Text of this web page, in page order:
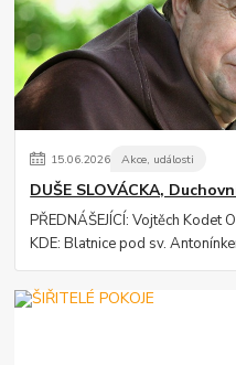
15.06.2026 Akce, události
DUŠE SLOVÁCKA,
PŘEDNÁŠEJÍCÍ: Vojtěch Kodet
KDE: Blatnice pod sv.